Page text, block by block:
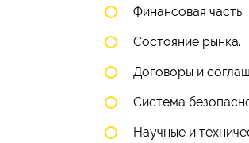
Финансовая часть.
Состояние рынка.
Договоры и
Система
Научные и